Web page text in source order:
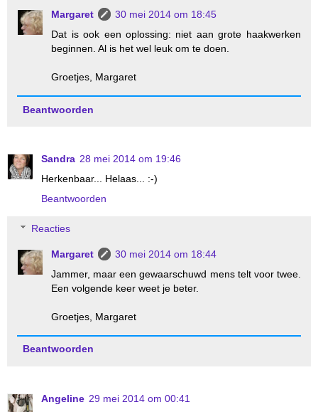
Margaret
30 mei 2014 om 18:45
Dat is ook een oplossing: niet aan grote haakwerken
beginnen. Al is het wel leuk om te doen.
Groetjes, Margaret
Beantwoorden
Sandra 28 mei 2014 om 19:46
Herkenbaar... Helaas... :-)
Beantwoorden
Reacties
Margaret
30 mei 2014 om 18:44
Jammer, maar een gewaarschuwd mens telt voor twee.
Een volgende keer weet je beter.
Groetjes, Margaret
Beantwoorden
Angeline 29 mei 2014 om 00:41